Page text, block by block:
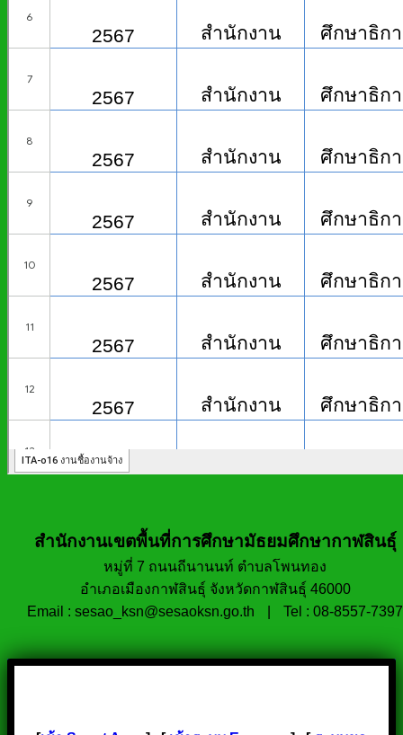
สำนักงานเขตพื้นที่การศึกษามัธยมศึกษากาฬสินธุ์
หมู่ที่ 7 ถนนถีนานนท์ ตำบลโพนทอง
อำเภอเมืองกาฬสินธุ์ จังหวัดกาฬสินธุ์ 46000
Email : sesao_ksn@sesaoksn.go.th
Tel : 08-8557-7397